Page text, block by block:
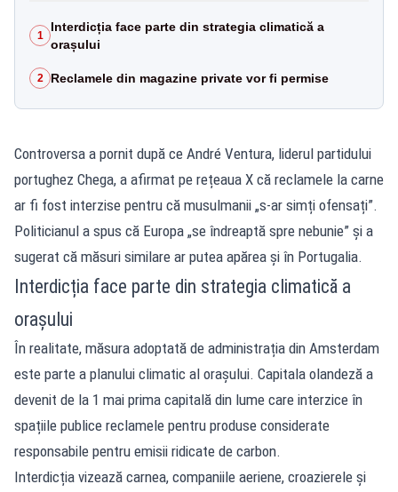
1
Interdicția face parte din strategia climatică a
orașului
2 Reclamele din magazine private vor fi permise
Controversa a pornit după ce André Ventura, liderul partidului
portughez Chega, a afirmat pe rețeaua X că reclamele la carne
ar fi fost interzise pentru că musulmanii „s-ar simți ofensați”.
Politicianul a spus că Europa „se îndreaptă spre nebunie” și a
sugerat că măsuri similare ar putea apărea și în Portugalia.
Interdicția face parte din strategia climatică a
orașului
În realitate, măsura adoptată de administrația din Amsterdam
este parte a planului climatic al orașului. Capitala olandeză a
devenit de la 1 mai prima capitală din lume care interzice în
spațiile publice reclamele pentru produse considerate
responsabile pentru emisii ridicate de carbon.
Interdicția vizează carnea, companiile aeriene, croazierele și